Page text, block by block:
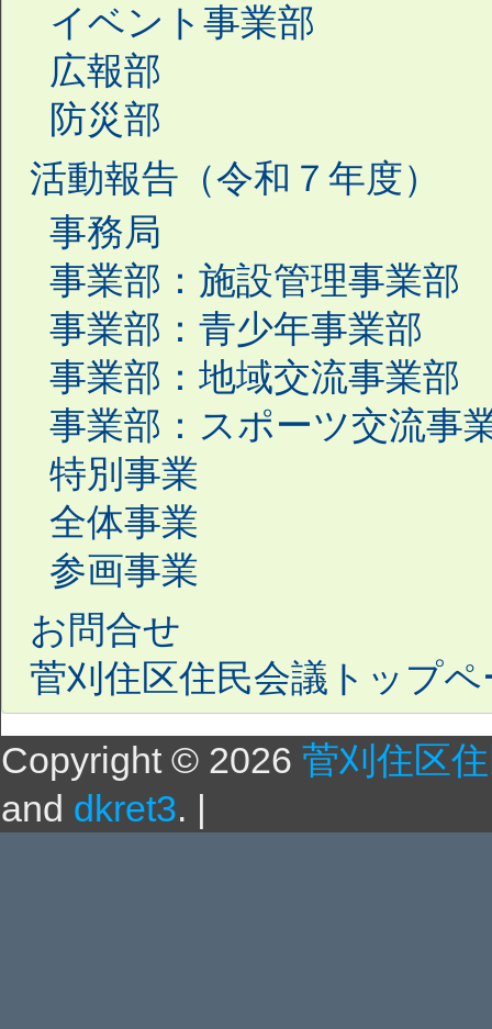
イベント事業部
広報部
防災部
活動報告（令和７年度）
事務局
事業部：施設管理事業部
事業部：青少年事業部
事業部：地域交流事業部
事業部：スポーツ交流事
特別事業
全体事業
参画事業
お問合せ
菅刈住区住民会議トップペ
Copyright © 2026 菅刈住区
and dkret3. |